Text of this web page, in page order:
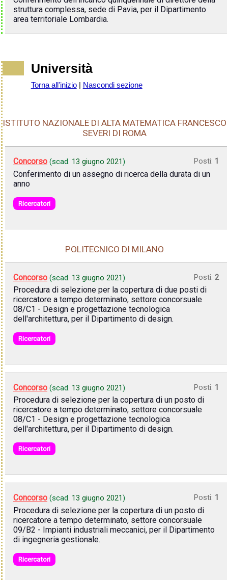
struttura complessa, sede di Pavia, per il Dipartimento
area territoriale Lombardia.
Università
Torna all'inizio| Nascondi sezione
ISTITUTO NAZIONALE DI ALTA MATEMATICA FRANCESCO
SEVERI DI ROMA
Concorso (scad. 13 giugno 2021) Posti: 1
Conferimento di un assegno di ricerca della durata di un
anno
Ricercatori
POLITECNICO DI MILANO
Concorso (scad. 13 giugno 2021) Posti: 2
Procedura di selezione per la copertura di due posti di
ricercatore a tempo determinato, settore concorsuale
08/C1 - Design e progettazione tecnologica
dell'architettura, per il Dipartimento di design.
Ricercatori
Concorso (scad. 13 giugno 2021) Posti: 1
Procedura di selezione per la copertura di un posto di
ricercatore a tempo determinato, settore concorsuale
08/C1 - Design e progettazione tecnologica
dell'architettura, per il Dipartimento di design.
Ricercatori
Concorso (scad. 13 giugno 2021) Posti: 1
Procedura di selezione per la copertura di un posto di
ricercatore a tempo determinato, settore concorsuale
09/B2 - Impianti industriali meccanici, per il Dipartimento
di ingegneria gestionale.
Ricercatori